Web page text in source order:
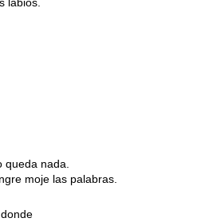
queda nada.
moje las palabras.